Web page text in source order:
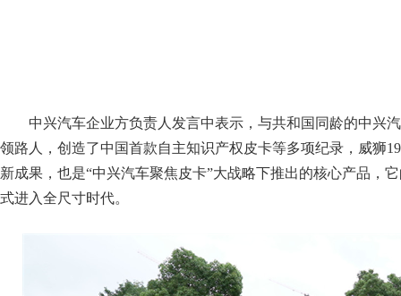
中兴汽车企业方负责人发言中表示，与共和国同龄的中兴
领路人，创造了中国首款自主知识产权皮卡等多项纪录，威狮
新成果，也是“中兴汽车聚焦皮卡”大战略下推出的核心产品，
式进入全尺寸时代。